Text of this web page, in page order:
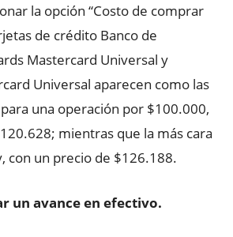
la opción “Costo de comprar
de crédito Banco de
Mastercard Universal y
Universal aparecen como las
una operación por $100.000,
mientras que la más cara
con un precio de $126.188.
un avance en efectivo.